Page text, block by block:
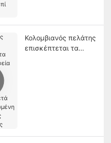
Κολομβιανός πελάτης
επισκέπτεται τα